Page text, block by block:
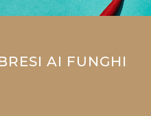
AI FUNGHI